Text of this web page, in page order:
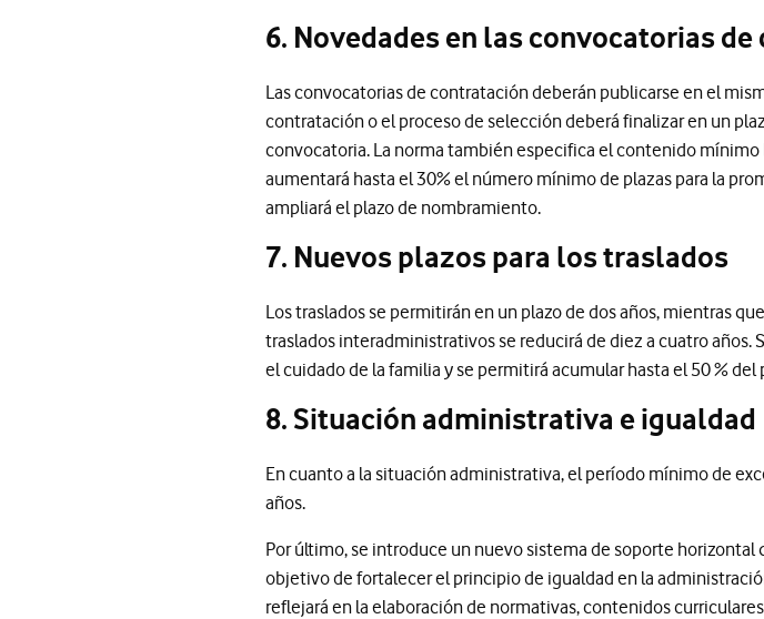
6. Novedades en las convocatorias
Las convocatorias de contratación deberán publicarse en el
contratación o el proceso de selección deberá finalizar en un
convocatoria. La norma también especifica el contenido mínimo
aumentará hasta el 30% el número mínimo de plazas para la
ampliará el plazo de nombramiento.
7. Nuevos plazos para los traslados
Los traslados se permitirán en un plazo de dos años, mientras
traslados interadministrativos se reducirá de diez a cuatro años.
el cuidado de la familia y se permitirá acumular hasta el 50 %
8. Situación administrativa e igualdad
En cuanto a la situación administrativa, el período mínimo de
años.
Por último, se introduce un nuevo sistema de soporte
objetivo de fortalecer el principio de igualdad en la
reflejará en la elaboración de normativas, contenidos